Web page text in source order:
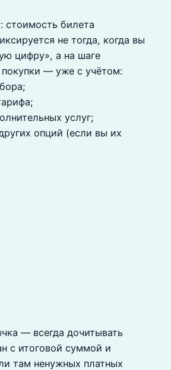
билета
не тогда, когда вы
цифру», а на шаге
— уже с учётом:
услуг;
опций (если вы их
— всегда дочитывать
с итоговой суммой и
там ненужных платных